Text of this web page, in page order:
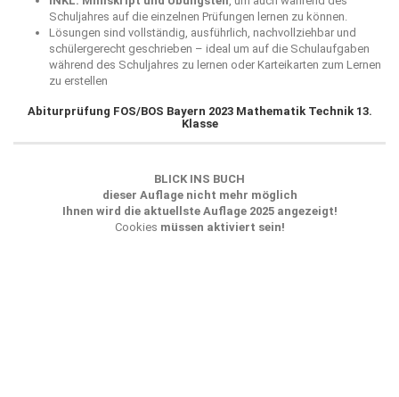
Schuljahres auf die einzelnen Prüfungen lernen zu können.
Lösungen sind vollständig, ausführlich, nachvollziehbar und
schülergerecht geschrieben – ideal um auf die Schulaufgaben
während des Schuljahres zu lernen oder Karteikarten zum Lernen
zu erstellen
Abiturprüfung FOS/BOS Bayern 2023 Mathematik Technik 13.
Klasse
BLICK INS BUCH
dieser Auflage nicht mehr möglich
Ihnen wird die aktuellste Auflage 2025 angezeigt!
Cookies müssen aktiviert sein!